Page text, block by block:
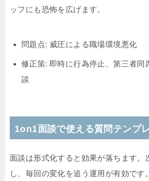
ッフにも恐怖を広げます。
問題点: 威圧による職場環境悪化
修正策: 即時に行為停止、第三者同
談
1on1面談で使える質問テンプ
面談は形式化すると効果が落ちます。
し、毎回の変化を追う運用が有効です。